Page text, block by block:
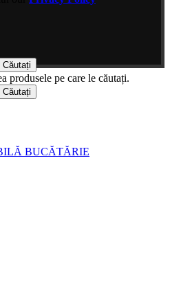
Căutați
produsele pe care le căutați.
Căutați
BUCĂTĂRIE